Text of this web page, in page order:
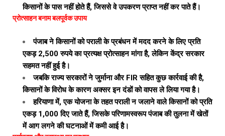
किसानों के पास नहीं होते हैं, जिससे वे उपकरण प्राप्त नहीं कर पाते हैं।
प्रोत्साहन बनाम बलपूर्वक उपाय
पंजाब ने किसानों को पराली के प्रबंधन में मदद करने के लिए प्रति
एकड़ 2,500 रुपये का प्रत्यक्ष प्रोत्साहन मांगा है, लेकिन केंद्र सरकार
सहमत नहीं हुई है।
जबकि राज्य सरकारों ने जुर्माना और FIR सहित कुछ कार्रवाई की है,
किसानों के विरोध के कारण अक्सर इन दंडों को वापस ले लिया गया है।
हरियाणा में, एक योजना के तहत पराली न जलाने वाले किसानों को प्रति
एकड़ ₹1,000 दिए जाते हैं, जिसके परिणामस्वरूप पंजाब की तुलना में खेतों
में आग लगने की घटनाओं में कमी आई है।